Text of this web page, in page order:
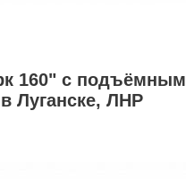
160" с подъёмным
Луганске, ЛНР